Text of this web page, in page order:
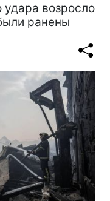
возросло
ранены